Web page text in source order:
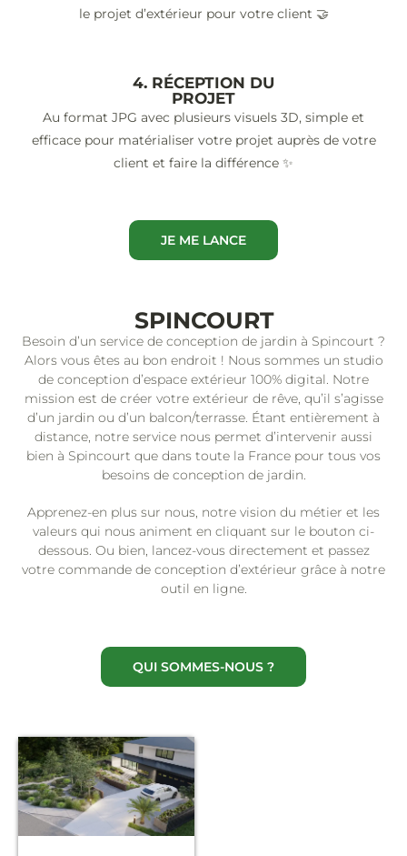
le projet d’extérieur pour votre client 🤝
4. RÉCEPTION DU
PROJET
Au format JPG avec plusieurs visuels 3D, simple et
efficace pour matérialiser votre projet auprès de votre
client et faire la différence ✨
JE ME LANCE
SPINCOURT
Besoin d’un service de conception de jardin à Spincourt ?
Alors vous êtes au bon endroit ! Nous sommes un studio
de conception d’espace extérieur 100% digital. Notre
mission est de créer votre extérieur de rêve, qu’il s’agisse
d’un jardin ou d’un balcon/terrasse. Étant entièrement à
distance, notre service nous permet d’intervenir aussi
bien à Spincourt que dans toute la France pour tous vos
besoins de conception de jardin.
Apprenez-en plus sur nous, notre vision du métier et les
valeurs qui nous animent en cliquant sur le bouton ci-
dessous. Ou bien, lancez-vous directement et passez
votre commande de conception d’extérieur grâce à notre
outil en ligne.
QUI SOMMES-NOUS ?